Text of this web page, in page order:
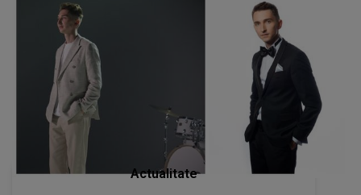
Actualitate